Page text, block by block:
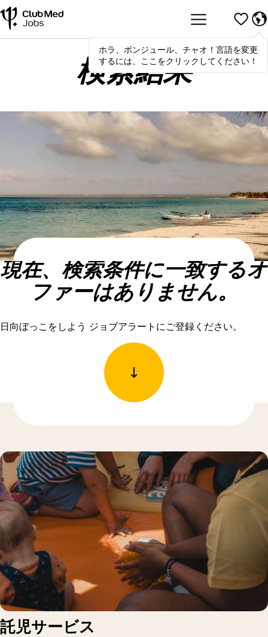
Hola,bonjour, ciao! To switch
languages, click here!
ホラ、ボンジュール、チャオ！言語を変更
するには、ここをクリックしてください！
検索結果
現在、検索条件に一致するオ
ファーはありません。
日向ぼっこをしよう ジョブアラートにご登録ください。
託児サービス